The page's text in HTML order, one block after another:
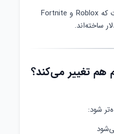
این دقیقاً همان مدلی است که Roblox و Fortnite
هم تغییر می‌کند؟
شود: